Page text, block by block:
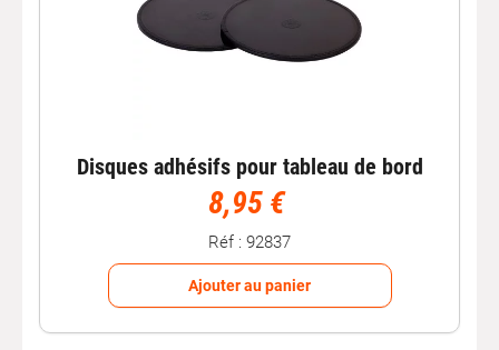
Disques adhésifs pour tableau de bord
8,95 €
Réf : 92837
Ajouter au panier